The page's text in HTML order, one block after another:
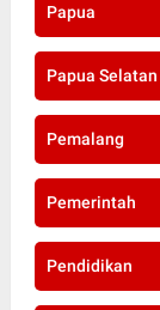
Papua
Papua Selatan
Pemalang
Pemerintah
Pendidikan